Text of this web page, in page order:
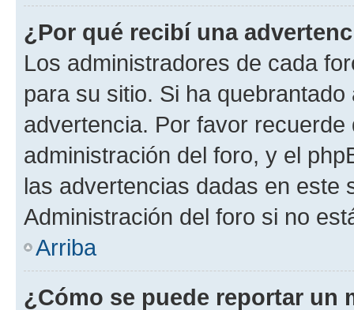
¿Por qué recibí una
Los administradores de cada
para su sitio. Si ha
advertencia. Por favor
administración del foro, y el
las advertencias dadas en este
Administración del foro si no
Arriba
¿Cómo se puede reportar un